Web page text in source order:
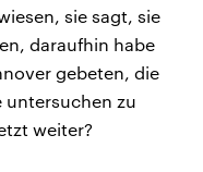
sie sagt, sie
daraufhin habe
gebeten, die
untersuchen zu
weiter?